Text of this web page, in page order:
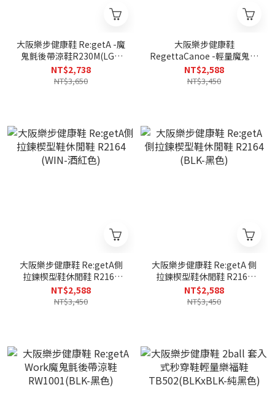
大阪樂步健康鞋 Re:getA -魔
鬼氈後帶涼鞋R230M(LGY-
淺灰色)
NT$2,738
NT$3,650
大阪樂步健康鞋
RegettaCanoe -輕量魔鬼氈
後帶涼鞋CJEW7604(IVO-象
牙白)
NT$2,588
NT$3,450
大阪樂步健康鞋 Re:getA側
拉鍊楔型鞋休閒鞋 R2164
(WIN-酒紅色)
NT$2,588
NT$3,450
大阪樂步健康鞋 Re:getA 側
拉鍊楔型鞋休閒鞋 R2164
(BLK-黑色)
NT$2,588
NT$3,450